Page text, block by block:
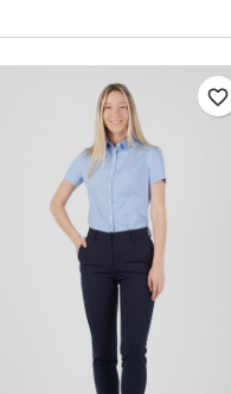
favorite_border